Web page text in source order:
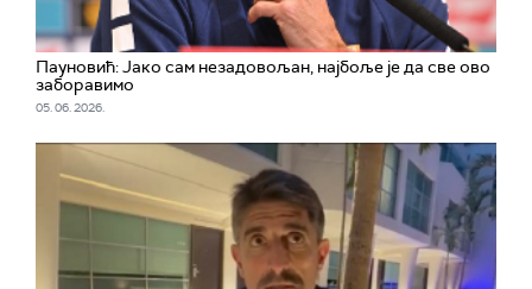
Пауновић: Јако сам незадовољан, најбоље је да све ово
заборавимо
05. 06. 2026.